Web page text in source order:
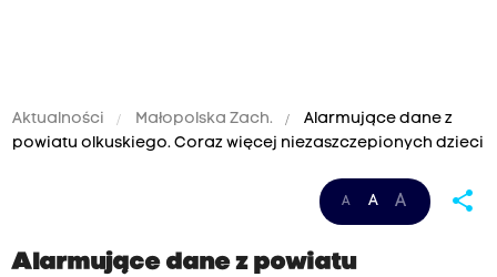
Aktualności Małopolska Zach.
Alarmujące dane z
powiatu olkuskiego. Coraz więcej niezaszczepionych dzieci
A A A share
Alarmujące dane z powiatu